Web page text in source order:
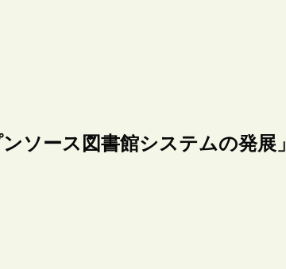
ソース図書館システムの発展」